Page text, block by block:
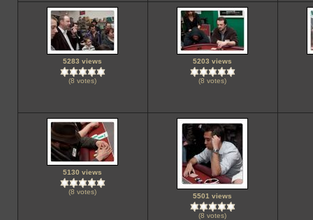
5283 views
(8 votes)
5203 views
(8 votes)
5130 views
(8 votes)
5501 views
(8 votes)